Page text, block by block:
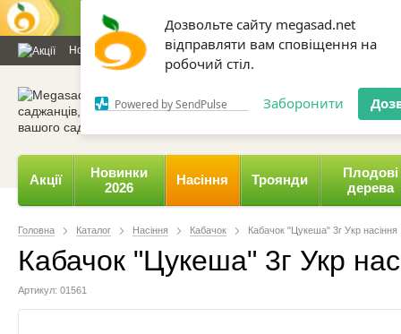
Дозвольте сайту megasad.net
відправляти вам сповіщення на
робочий стіл.
Powered by SendPulse Заборонити
Новини та статті Каталог Контакти Відгуки Даруємо
067
Акції
Новинки
2026
Насіння Троянди
Плодові
дерева
Головна Каталог Насіння Кабачок Кабачок "Цукеша" 3г Укр насіння
Кабачок "Цукеша" 3г Укр
Артикул: 01561